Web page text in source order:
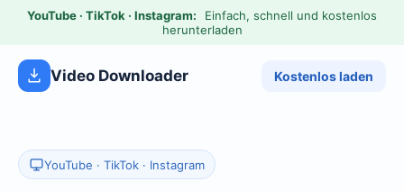
YouTube · TikTok · Instagram:
Einfach, schnell und kostenlos
herunterladen
Video Downloader Kostenlos laden
YouTube · TikTok · Instagram